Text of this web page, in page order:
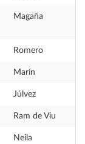
Magaña
Romero
Marín
Júlvez
Ram de Viu
Neila